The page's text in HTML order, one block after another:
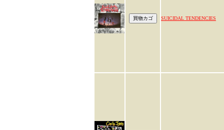
SUICIDAL TENDENCIES